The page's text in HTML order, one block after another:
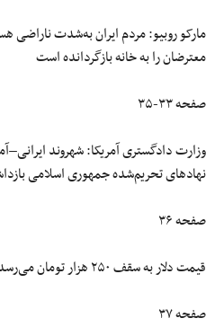
مارکو روبیو: مردم ایران به‌شدت ناراضی
معترضان را به خانه بازگردانده است
صفحه ۳۳-۳۵
وزارت دادگستری آمریکا: شهروند
نهادهای تحریم‌شده جمهوری اسلامی
صفحه ۳۶
قیمت دلار به سقف ۲۵۰ هزار تومان می‌رسد؟
صفحه ۳۷